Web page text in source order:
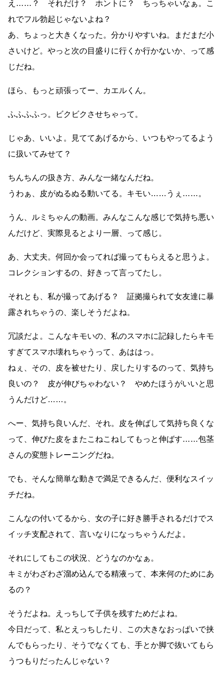
え……？ それだけ？ ホントに？ ちっちゃいなぁ。こ
れでフル勃起じゃないよね？
あ、ちょっと大きくなった。分かりやすいね。まだまだ小
さいけど。やっと次の目盛りに行くか行かないか、って感
じだね。
ほら、もっと頑張ってー、カエルくん。
ふふふふっ。ビクビクさせちゃって。
じゃあ、いいよ。見ててあげるから、いつもやってるよう
に扱いてみせて？
ちんちんの扱き方、みんな一緒なんだね。
うわぁ、皮がぬるぬる動いてる。キモい……うぇ……。
うん、ルミちゃんの動画。みんなこんな感じで気持ち悪い
んだけど、実際見るとより一層、って感じ。
あ、大丈夫。何回か会ってれば撮ってもらえると思うよ。
コレクションするの、好きって言ってたし。
それとも、私が撮ってあげる？ 証拠撮られて女友達に暴
露されちゃうの、楽しそうだよね。
冗談だよ。こんなキモいの、私のスマホに記録したらキモ
すぎてスマホ壊れちゃうって、あははっ。
ねぇ、その、皮を被せたり、戻したりするのって、気持ち
良いの？ 皮が伸びちゃわない？ やめたほうがいいと思
うんだけど……。
へー、気持ち良いんだ、それ。皮を伸ばして気持ち良くな
って、伸びた皮をまたこねこねしてもっと伸ばす……包茎
さんの変態トレーニングだね。
でも、そんな簡単な動きで満足できるんだ、便利なスイッ
チだね。
こんなの付いてるから、女の子に好き勝手されるだけでス
イッチ支配されて、言いなりになっちゃうんだよ。
それにしてもこの状況、どうなのかなぁ。
キミがわざわざ溜め込んでる精液って、本来何のためにあ
るの？
そうだよね。えっちして子供を残すためだよね。
今日だって、私とえっちしたり、この大きなおっぱいで挟
んでもらったり、そうでなくても、手とか脚で抜いてもら
うつもりだったんじゃない？